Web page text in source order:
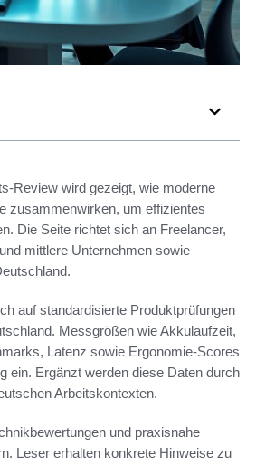
Review wird gezeigt, wie moderne
zusammenwirken, um effizientes
Die Seite richtet sich an Freelancer,
mittlere Unternehmen sowie
auf standardisierte Produktprüfungen
Messgrößen wie Akkulaufzeit,
Latenz sowie Ergonomie-Scores
ein. Ergänzt werden diese Daten durch
Arbeitskontexten.
und praxisnahe
Leser erhalten konkrete Hinweise zu